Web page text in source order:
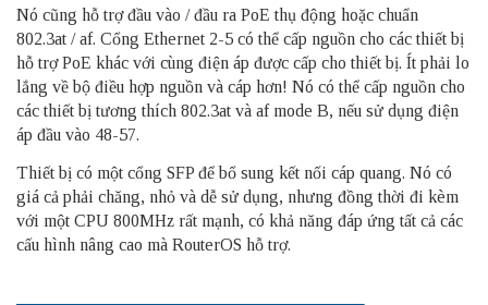
Nó cũng hỗ trợ đầu vào / đầu ra PoE thụ động hoặc chuẩn
802.3at / af. Cổng Ethernet 2-5 có thể cấp nguồn cho các thiết bị
hỗ trợ PoE khác với cùng điện áp được cấp cho thiết bị. Ít phải lo
lắng về bộ điều hợp nguồn và cáp hơn! Nó có thể cấp nguồn cho
các thiết bị tương thích 802.3at và af mode B, nếu sử dụng điện
áp đầu vào 48-57.
Thiết bị có một cổng SFP để bổ sung kết nối cáp quang. Nó có
giá cả phải chăng, nhỏ và dễ sử dụng, nhưng đồng thời đi kèm
với một CPU 800MHz rất mạnh, có khả năng đáp ứng tất cả các
cấu hình nâng cao mà RouterOS hỗ trợ.